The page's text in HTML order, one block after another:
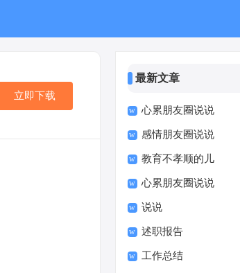
立即下载
最新文章
心累朋友圈说说
心语感情朋友圈说说
教育不孝顺的儿
子的说说
心累朋友圈说说
说说
述职报告
工作总结